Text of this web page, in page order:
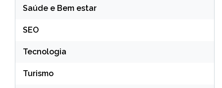
Saúde e Bem estar
SEO
Tecnologia
Turismo